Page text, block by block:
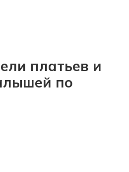
платьев и
по